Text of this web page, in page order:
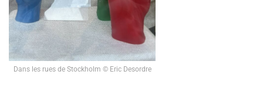
Dans les rues de Stockholm © Eric Desordre